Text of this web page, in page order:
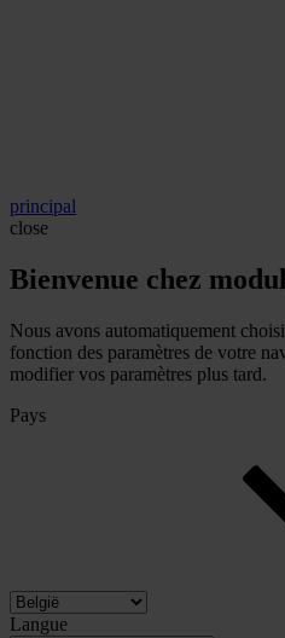
principal
close
Bienvenue chez
Nous avons automatiquement
fonction des paramètres de votre
modifier vos paramètres plus tard.
Pays
Langue